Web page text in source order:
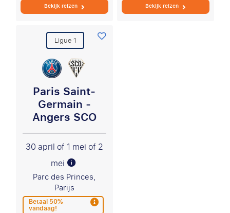
Bekijk reizen Bekijk reizen
Ligue 1
Paris Saint-
Germain -
Angers SCO
30 april of 1 mei of 2
mei
Parc des Princes,
Parijs
Betaal 50%
vandaag!